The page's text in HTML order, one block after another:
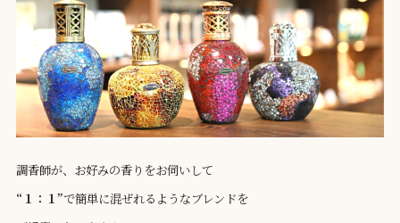
調香師が、お好みの香りをお伺いして
“１：１”で簡単に混ぜれるようなブレンドを